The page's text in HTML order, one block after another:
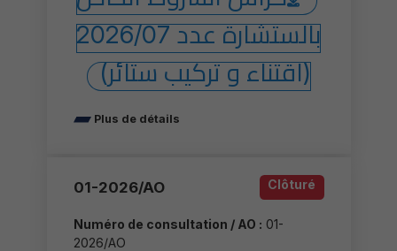
بالستشارة عدد 2026/07
(اقتناء و تركيب ستائر)
Plus de détails
01-2026/AO Clôturé
Numéro de consultation / AO : 01-
2026/AO